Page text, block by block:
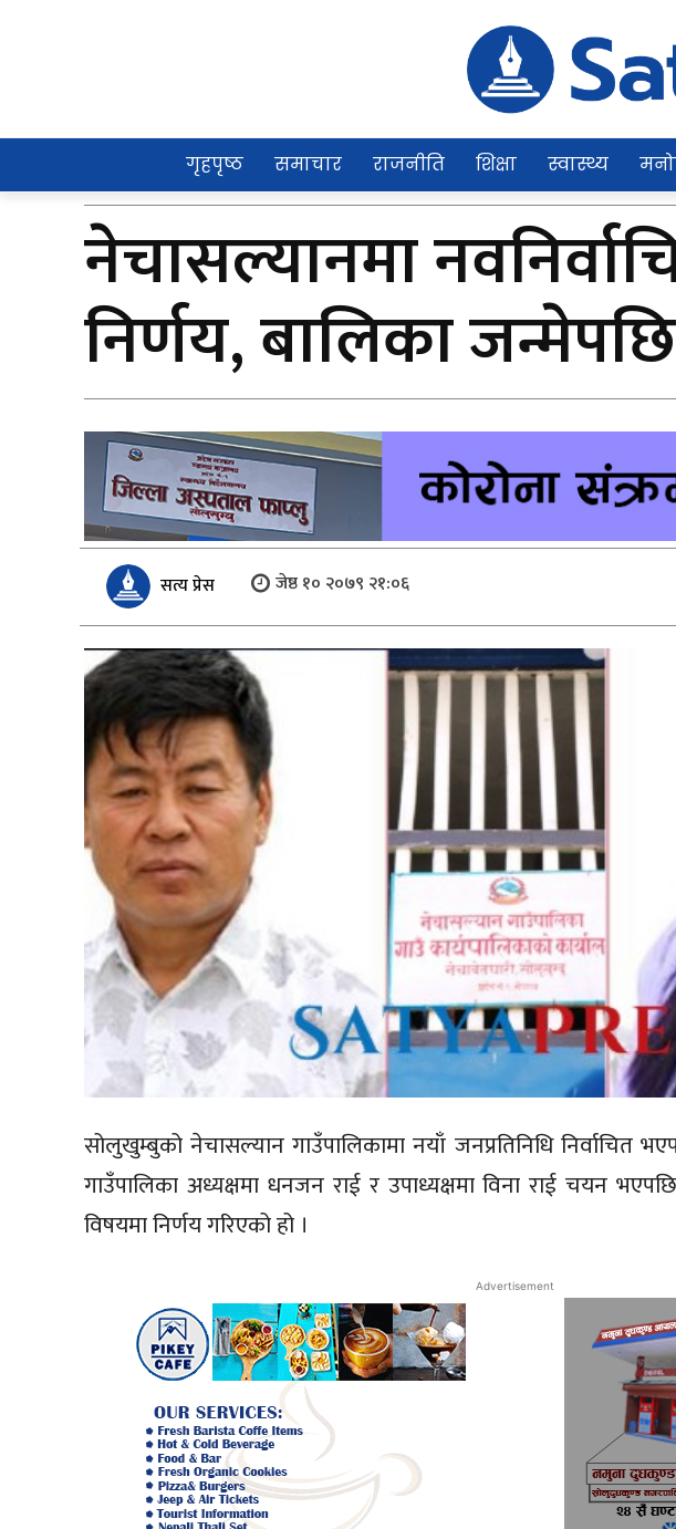
गृहपृष्ठ समाचार राजनीति शिक्षा स्वास्थ्य
नेचासल्यानमा
निर्णय, बालिका
सत्य प्रेस जेष्ठ १० २०७९ २१:०६
सोलुखुम्बुको नेचासल्यान गाउँपालिकामा नयाँ जनप्रतिनिधि निर्वाचित
गाउँपालिका अध्यक्षमा धनजन राई र उपाध्यक्षमा विना राई चयन
विषयमा निर्णय गरिएको हो ।
Advertisement